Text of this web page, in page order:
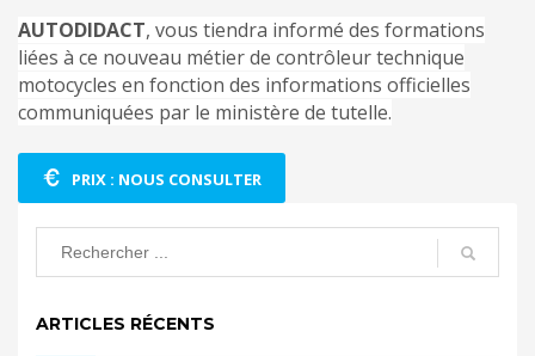
AUTODIDACT, vous tiendra informé des formations
liées à ce nouveau métier de contrôleur technique
motocycles en fonction des informations officielles
communiquées par le ministère de tutelle.
PRIX : NOUS CONSULTER
ARTICLES RÉCENTS